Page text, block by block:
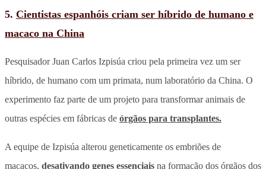
5. Cientistas espanhóis criam ser híbrido de humano e
macaco na China
Pesquisador Juan Carlos Izpisúa criou pela primeira vez um ser
híbrido, de humano com um primata, num laboratório da China. O
experimento faz parte de um projeto para transformar animais de
outras espécies em fábricas de órgãos para transplantes.
A equipe de Izpisúa alterou geneticamente os embriões de
macacos, desativando genes essenciais na formação dos órgãos dos